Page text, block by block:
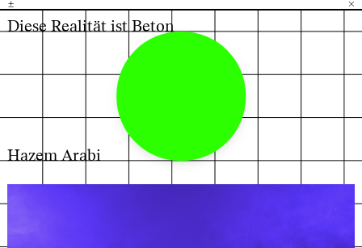
± ×
Diese Realität ist Beton
Hazem Arabi
H B